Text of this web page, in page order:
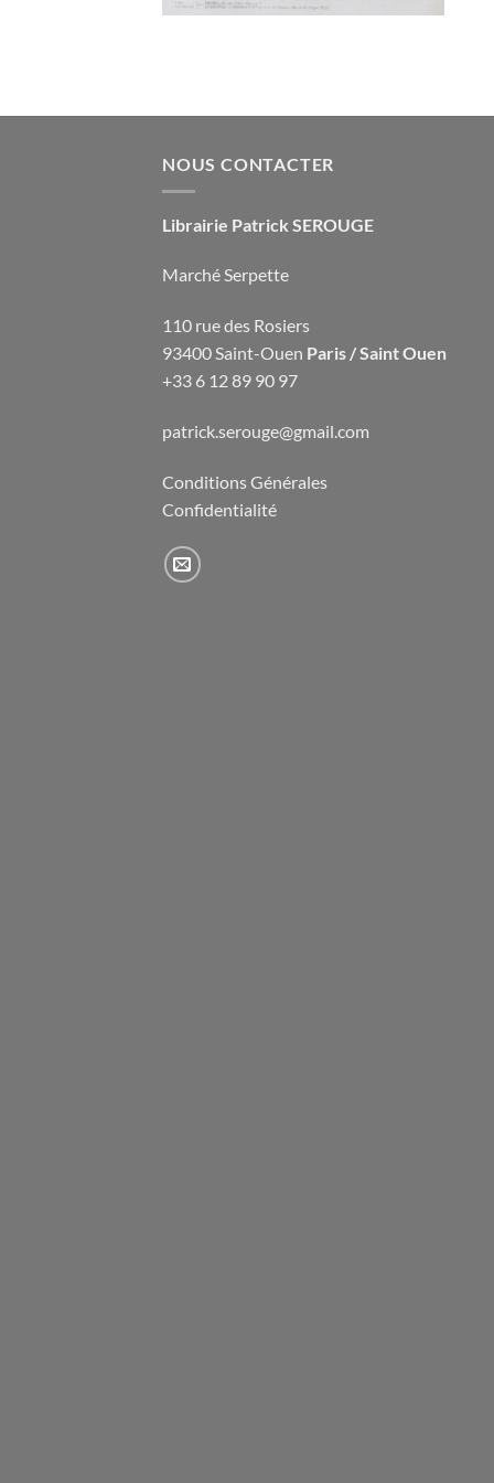
NOUS CONTACTER
Librairie Patrick SEROUGE
Marché Serpette
110 rue des Rosiers
93400 Saint-Ouen Paris / Saint Ouen
+33 6 12 89 90 97
patrick.serouge@gmail.com
Conditions Générales
Confidentialité